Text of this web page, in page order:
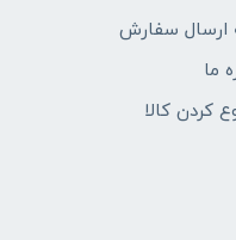
ارسال سفارش
ما
کردن کالا